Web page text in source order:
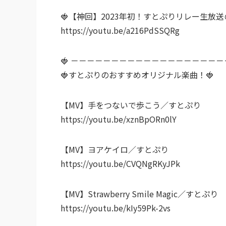
🍓【神回】2023年初！すとぷりリレー生放送
https://youtu.be/a216PdSSQRg
🍓 －－－－－－－－－－－－－－－－－－－
🍓すとぷりのおすすめオリジナル楽曲！🍓
【MV】手をつないで歩こう／すとぷり
https://youtu.be/xznBpORn0lY
【MV】ヨアケイロ／すとぷり
https://youtu.be/CVQNgRKyJPk
【MV】Strawberry Smile Magic／すとぷり
https://youtu.be/kIy59Pk-2vs